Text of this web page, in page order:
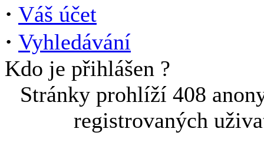
· Váš účet
· Vyhledávání
Kdo je přihlášen ?
Stránky prohlíží 408
registrovaných